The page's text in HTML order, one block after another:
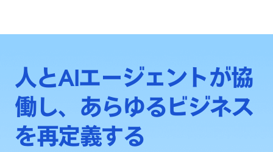
人とAIエージェントが協
働し、あらゆるビジネス
を再定義する